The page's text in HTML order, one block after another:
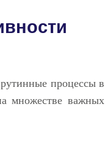
процессы в
множестве важных